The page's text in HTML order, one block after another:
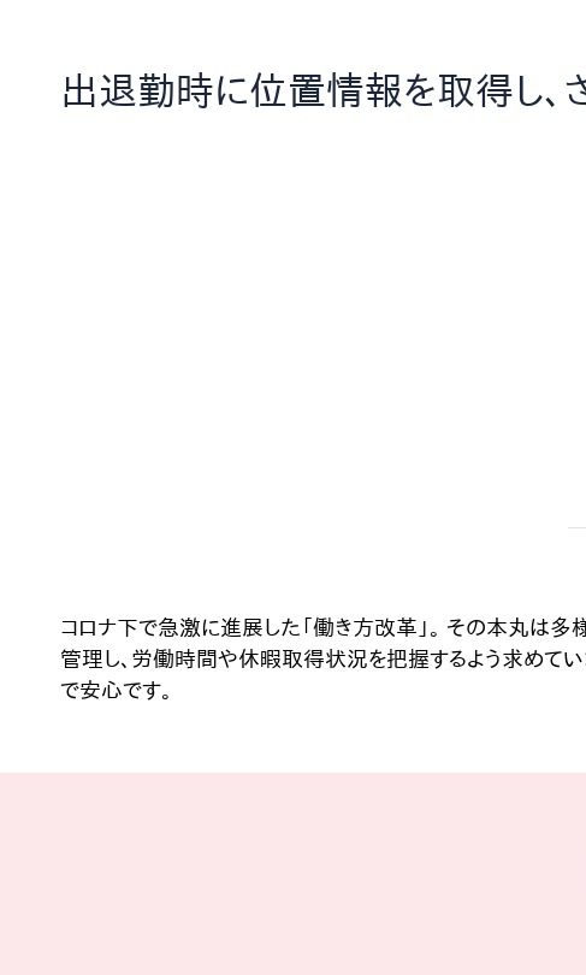
出退勤時に位置情報を取得し、
コロナ下で急激に進展した「働き方改革」。 その本丸は
管理し、労働時間や休暇取得状況を把握するよう求めてい
で安心です。